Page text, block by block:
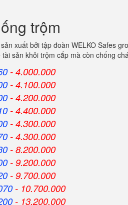
trộm
xuất bởi tập đoàn WELKO Safes
sản khỏi trộm cắp mà còn chống
- 4.000.000
- 4.100.000
- 4.200.000
- 4.400.000
- 4.300.000
- 4.300.000
- 8.200.000
- 9.200.000
- 9.700.000
- 10.700.000
- 13.200.000